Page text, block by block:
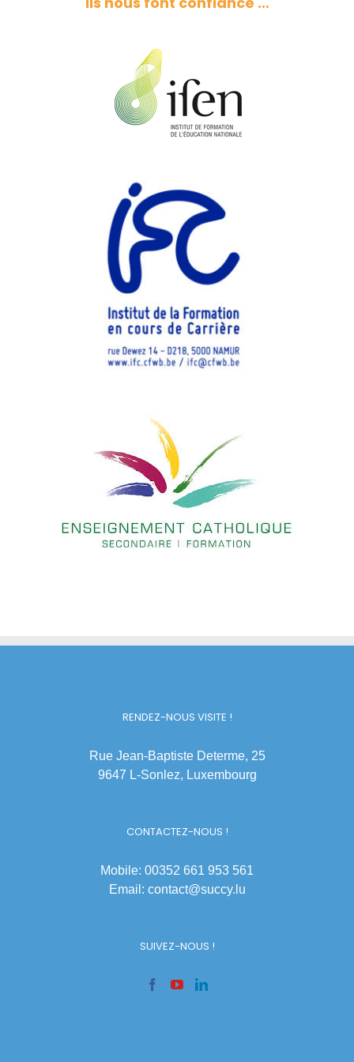
RENDEZ-NOUS VISITE !
Rue Jean-Baptiste Determe, 25
9647 L-Sonlez, Luxembourg
CONTACTEZ-NOUS !
Mobile: 00352 661 953 561
Email: contact@succy.lu
SUIVEZ-NOUS !